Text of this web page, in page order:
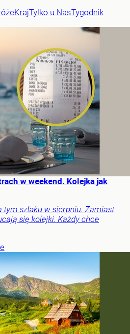
KrajTylko u NasTygodnik
w weekend. Kolejka jak
tym szlaku w sierpniu. Zamiast
się kolejki. Każdy chce